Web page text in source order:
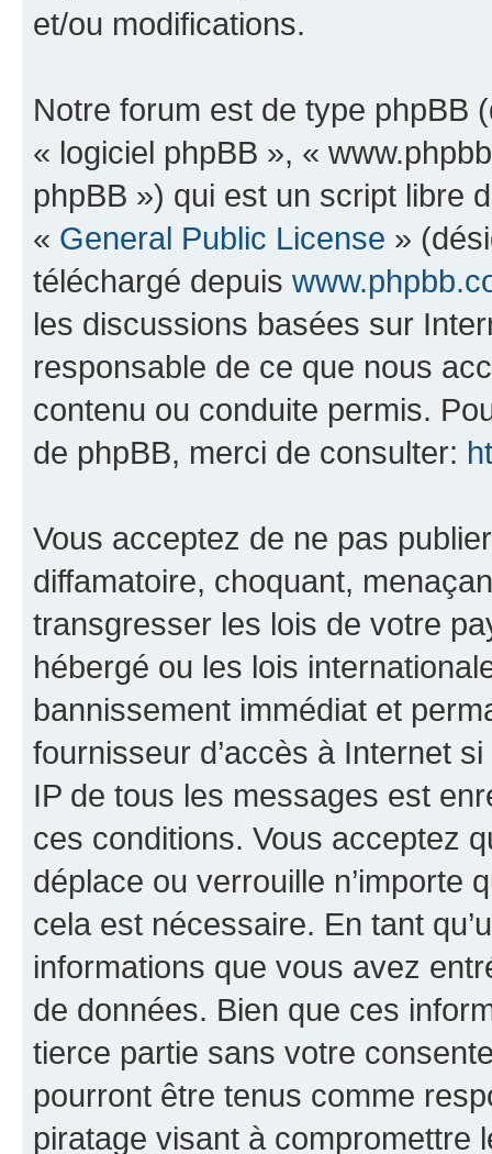
et/ou modifications.
Notre forum est de type phpBB
« logiciel phpBB », «
phpBB ») qui est un script libre
« General Public License »
téléchargé depuis
les discussions basées sur
responsable de ce que nous
contenu ou conduite permis.
de phpBB, merci de consulter:
Vous acceptez de ne pas
diffamatoire, choquant,
transgresser les lois de votre
hébergé ou les lois
bannissement immédiat et
fournisseur d’accès à Internet
IP de tous les messages est
ces conditions. Vous acceptez
déplace ou verrouille n’importe
cela est nécessaire. En tant
informations que vous avez
de données. Bien que ces
tierce partie sans votre
pourront être tenus comme
piratage visant à compromettre